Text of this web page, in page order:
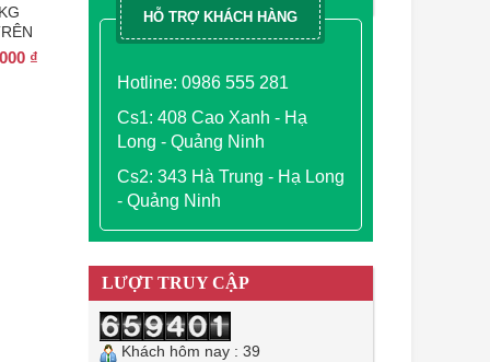
₫Giá
2.500.000 ₫.
HỖ TRỢ KHÁCH HÀNG
Hotline: 0986 555 281
Cs1: 408 Cao Xanh - Hạ
Long - Quảng Ninh
Cs2: 343 Hà Trung - Hạ Long
- Quảng Ninh
LƯỢT TRUY CẬP
Khách hôm nay : 39